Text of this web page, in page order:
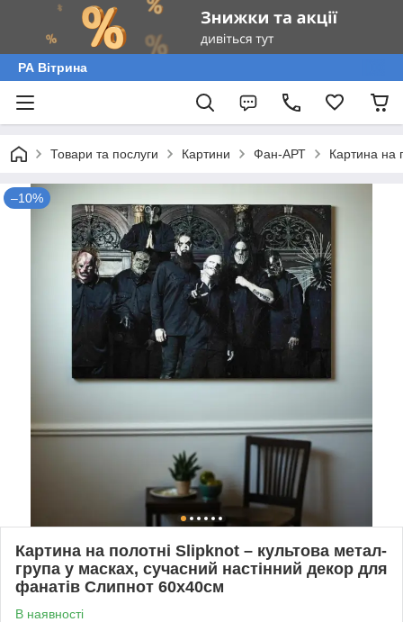
РА Вітрина
Товари та послуги Картини Фан-АРТ Картина на
–10%
Картина на полотні Slipknot – культова метал-
група у масках, сучасний настінний декор для
фанатів Слипнот 60х40см
В наявності